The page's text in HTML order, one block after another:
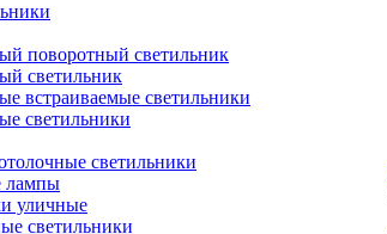
поворотный светильник
светильник
встраиваемые светильники
светильники
светильники
лампы
уличные
светильники